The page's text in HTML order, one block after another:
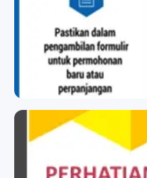
BADAN SERTIFIKASI
BADAN SERTIFIKASI KADIN